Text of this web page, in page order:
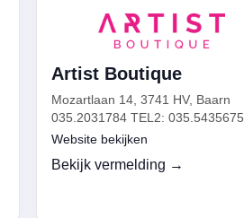
Artist Boutique
Mozartlaan 14, 3741 HV, Baarn
035.2031784 TEL2: 035.5435675
Website bekijken
Bekijk vermelding →